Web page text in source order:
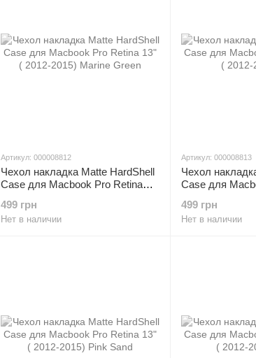
Артикул: 000008812
Чехол накладка Matte HardShell
Case для Macbook Pro Retina
499 грн
Нет в наличии
Артикул: 000008813
Чехол
Case для
499 грн
Нет в наличии